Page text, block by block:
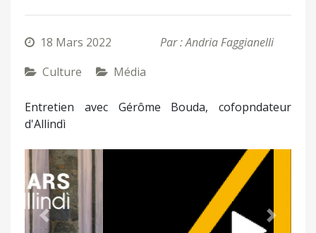
18 Mars 2022
Par : Andria Faggianelli
Culture
Média
Entretien avec Gérôme Bouda, cofopndateur
d'Allindì
Précédent Suivant